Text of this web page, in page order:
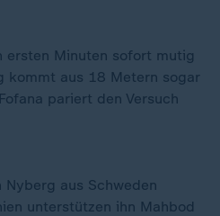
ersten Minuten sofort mutig
kommt aus 18 Metern sogar
pariert den Versuch
aus Schweden
unterstützen ihn Mahbod